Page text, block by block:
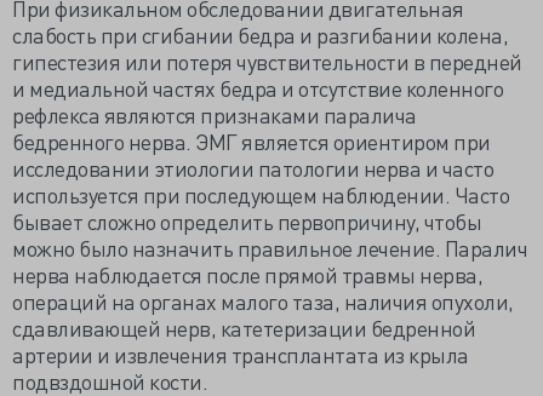
При физикальном обследовании двигательная
слабость при сгибании бедра и разгибании колена,
гипестезия или потеря чувствительности в передней
и медиальной частях бедра и отсутствие коленного
рефлекса являются признаками паралича
бедренного нерва. ЭМГ является ориентиром при
исследовании этиологии патологии нерва и часто
используется при последующем наблюдении. Часто
бывает сложно определить первопричину, чтобы
можно было назначить правильное лечение. Паралич
нерва наблюдается после прямой травмы нерва,
операций на органах малого таза, наличия опухоли,
сдавливающей нерв, катетеризации бедренной
артерии и извлечения трансплантата из крыла
подвздошной кости.